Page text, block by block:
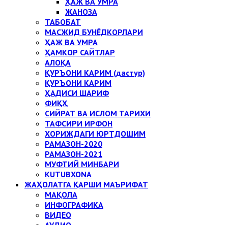
ЖАНОЗА
ТАБОБАТ
МАСЖИД БУНЁДКОРЛАРИ
ҲАЖ ВА УМРА
ҲАМКОР САЙТЛАР
АЛОҚА
ҚУРЪОНИ КАРИМ (дастур)
ҚУРЪОНИ КАРИМ
ҲАДИСИ ШАРИФ
ФИҚҲ
СИЙРАТ ВА ИСЛОМ ТАРИХИ
ТАФСИРИ ИРФОН
ХОРИЖДАГИ ЮРТДОШИМ
РАМАЗОН-2020
РАМАЗОН-2021
МУФТИЙ МИНБАРИ
KUTUBXONA
ЖАҲОЛАТГА ҚАРШИ МАЪРИФАТ
МАҚОЛА
ИНФОГРАФИКА
ВИДЕО